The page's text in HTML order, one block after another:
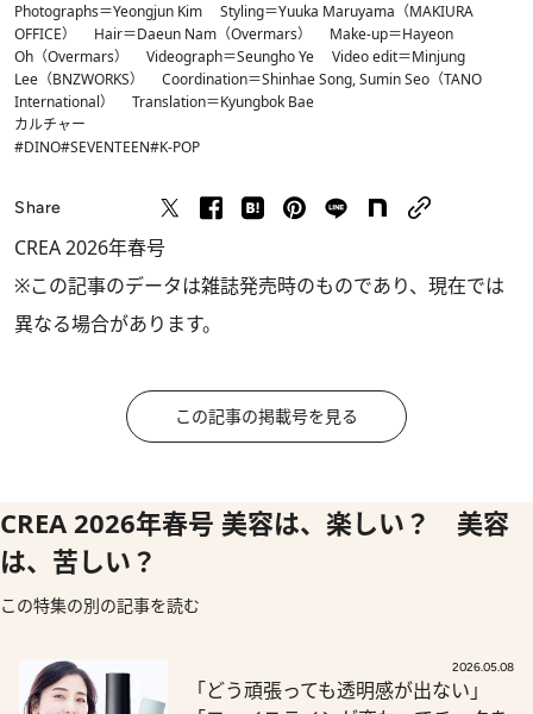
Photographs＝Yeongjun Kim Styling＝Yuuka Maruyama（MAKIURA
OFFICE） Hair＝Daeun Nam（Overmars） Make-up＝Hayeon
Oh（Overmars） Videograph＝Seungho Ye Video edit＝Minjung
Lee（BNZWORKS） Coordination＝Shinhae Song, Sumin Seo（TANO
International） Translation＝Kyungbok Bae
カルチャー
#DINO#SEVENTEEN#K-POP
Share
CREA 2026年春号
※この記事のデータは雑誌発売時のものであり、現在では
異なる場合があります。
この記事の掲載号を見る
CREA 2026年春号 美容は、楽しい？ 美容
は、苦しい？
この特集の別の記事を読む
2026.05.08
「どう頑張っても透明感が出ない」